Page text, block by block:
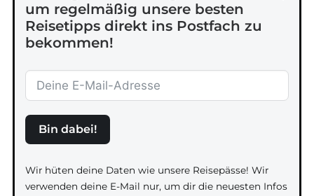
um regelmäßig unsere besten
Reisetipps direkt ins Postfach zu
bekommen!
Bin dabei!
Wir hüten deine Daten wie unsere Reisepässe! Wir
verwenden deine E-Mail nur, um dir die neuesten Infos